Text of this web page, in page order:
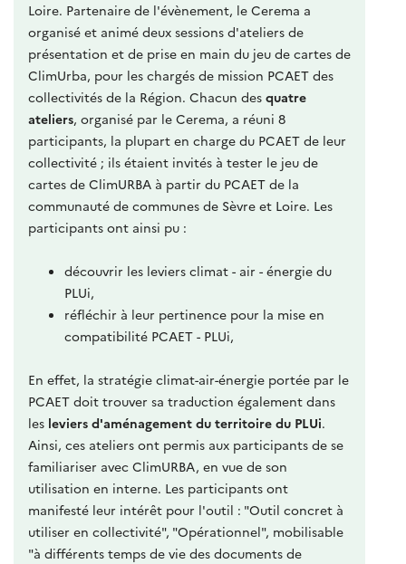
Loire. Partenaire de l'évènement, le Cerema a
organisé et animé deux sessions d'ateliers de
présentation et de prise en main du jeu de cartes de
ClimUrba, pour les chargés de mission PCAET des
collectivités de la Région. Chacun des quatre
ateliers, organisé par le Cerema, a réuni 8
participants, la plupart en charge du PCAET de leur
collectivité ; ils étaient invités à tester le jeu de
cartes de ClimURBA à partir du PCAET de la
communauté de communes de Sèvre et Loire. Les
participants ont ainsi pu :
découvrir les leviers climat - air - énergie du
PLUi,
réfléchir à leur pertinence pour la mise en
compatibilité PCAET - PLUi,
En effet, la stratégie climat-air-énergie portée par le
PCAET doit trouver sa traduction également dans
les leviers d'aménagement du territoire du PLUi.
Ainsi, ces ateliers ont permis aux participants de se
familiariser avec ClimURBA, en vue de son
utilisation en interne. Les participants ont
manifesté leur intérêt pour l'outil : "Outil concret à
utiliser en collectivité", "Opérationnel", mobilisable
"à différents temps de vie des documents de